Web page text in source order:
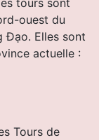
tours sont
ouest du
Đạo. Elles sont
actuelle :
Tours de